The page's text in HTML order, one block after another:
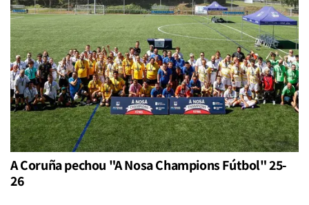
A Coruña pechou "A Nosa Champions Fútbol" 25-
26